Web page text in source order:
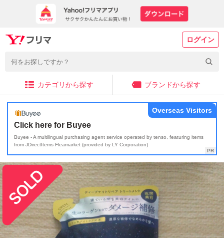
ログイン
カテゴリから探す ブランドから探す
Click here for Buyee
Buyee - A multilingual purchasing agent service operated by tenso, featuring items
from JDirectItems Fleamarket (provided by LY Corporation)
Overseas Visitors